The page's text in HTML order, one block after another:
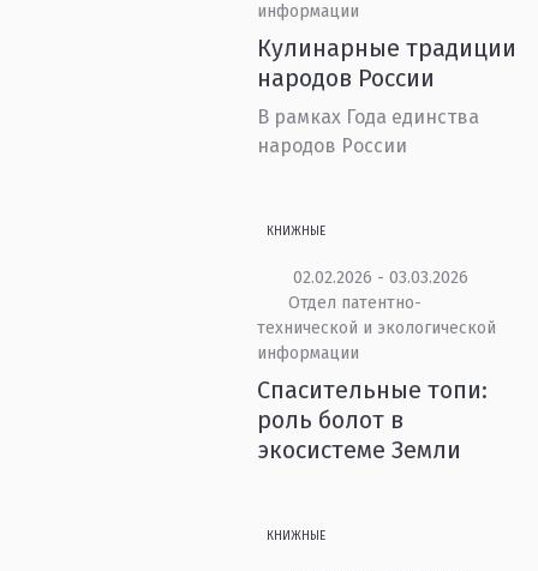
информации
Кулинарные традиции
народов России
В рамках Года единства
народов России
КНИЖНЫЕ
02.02.2026 - 03.03.2026
Отдел патентно-
технической и экологической
информации
Спасительные топи:
роль болот в
экосистеме Земли
КНИЖНЫЕ